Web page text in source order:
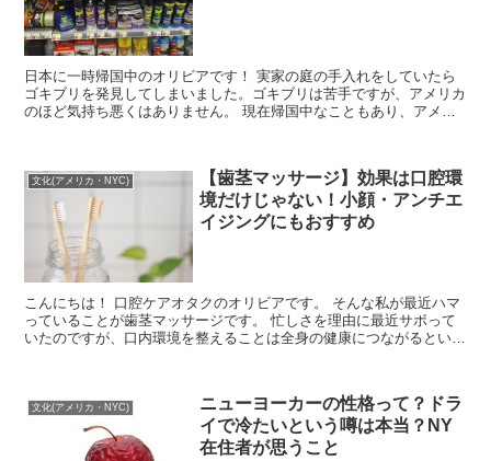
日本に一時帰国中のオリビアです！ 実家の庭の手入れをしていたら
ゴキブリを発見してしまいました。ゴキブリは苦手ですが、アメリカ
のほど気持ち悪くはありません。 現在帰国中なこともあり、アメリ
文化(アメリカ・NYC)
【歯茎マッサージ】効果は口腔環
境だけじゃない！小顔・アンチエ
イジングにもおすすめ
こんにちは！ 口腔ケアオタクのオリビアです。 そんな私が最近ハマ
っていることが歯茎マッサージです。 忙しさを理由に最近サボって
いたのですが、口内環境を整えることは全身の健康につながるという
文化(アメリカ・NYC)
ニューヨーカーの性格って？ドラ
イで冷たいという噂は本当？NY
在住者が思うこと